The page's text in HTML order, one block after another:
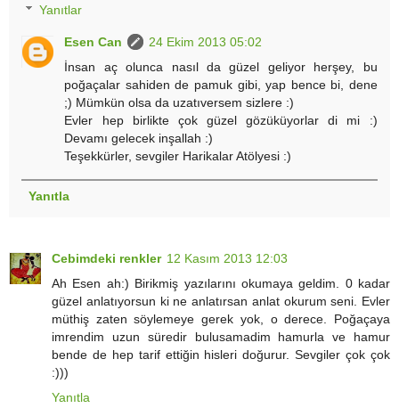
Yanıtlar
Esen Can
24 Ekim 2013 05:02
İnsan aç olunca nasıl da güzel geliyor herşey, bu
poğaçalar sahiden de pamuk gibi, yap bence bi, dene
;) Mümkün olsa da uzatıversem sizlere :)
Evler hep birlikte çok güzel gözüküyorlar di mi :)
Devamı gelecek inşallah :)
Teşekkürler, sevgiler Harikalar Atölyesi :)
Yanıtla
Cebimdeki renkler 12 Kasım 2013 12:03
Ah Esen ah:) Birikmiş yazılarını okumaya geldim. 0 kadar
güzel anlatıyorsun ki ne anlatırsan anlat okurum seni. Evler
müthiş zaten söylemeye gerek yok, o derece. Poğaçaya
imrendim uzun süredir bulusamadim hamurla ve hamur
bende de hep tarif ettiğin hisleri doğurur. Sevgiler çok çok
:)))
Yanıtla